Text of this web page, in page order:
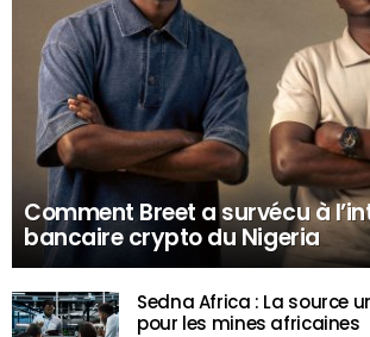
Comment Breet a survécu à
bancaire crypto du Nigeria
Sedna Africa : La source
pour les mines africaines